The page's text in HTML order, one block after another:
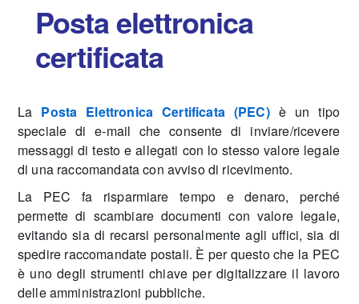
Posta elettronica
certificata
La Posta Elettronica Certificata (PEC)è un tipo
speciale di e-mail che consente di inviare/ricevere
messaggi di testo e allegati con lo stesso valore legale
di una raccomandata con avviso di ricevimento.
La PEC fa risparmiare tempo e denaro, perché
permette di scambiare documenti con valore legale,
evitando sia di recarsi personalmente agli uffici, sia di
spedire raccomandate postali. È per questo che la PEC
è uno degli strumenti chiave per digitalizzare il lavoro
delle amministrazioni pubbliche.